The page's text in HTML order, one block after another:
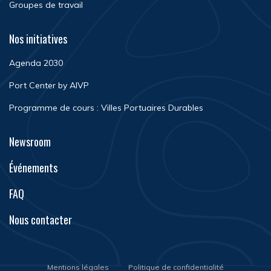
Groupes de travail
Nos initiatives
Agenda 2030
Port Center by AIVP
Programme de cours : Villes Portuaires Durables
Newsroom
Événements
FAQ
Nous contacter
Mentions légales Politique de confidentialité